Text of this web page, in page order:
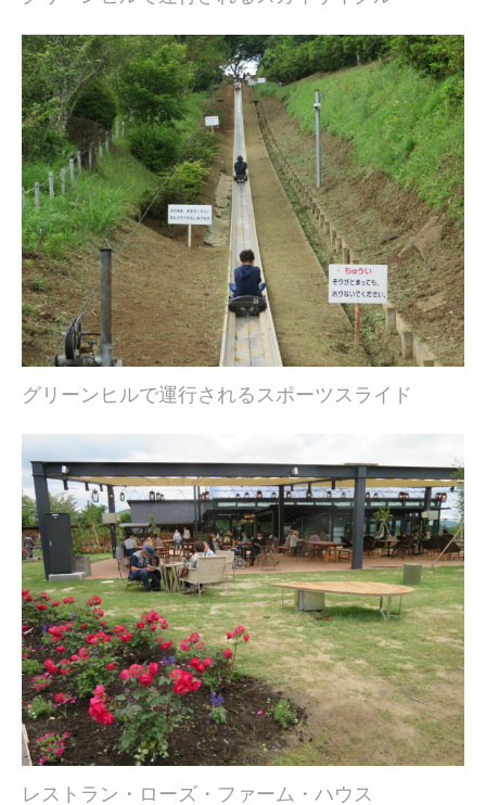
グリーンヒルで運行されるスポーツスライド
レストラン・ローズ・ファーム・ハウス